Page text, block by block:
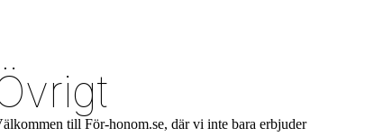
till För-honom.se, där vi inte bara erbjuder